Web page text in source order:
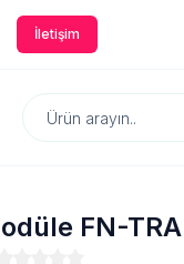
İletişim
FN-